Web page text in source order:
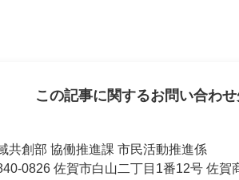
この記事に関するお問い合わ
共創部 協働推進課 市民活動推進係
0826 佐賀市白山二丁目1番12号 佐賀